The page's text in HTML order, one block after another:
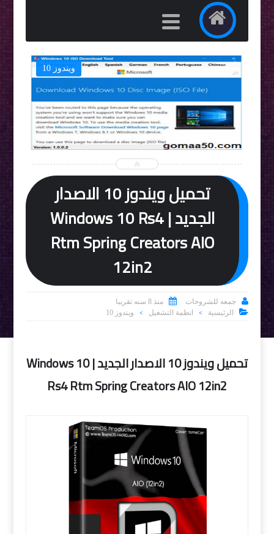
ويندوز 10
تحميل ويندوز 10 الاصدار
الجديد | Windows 10 Rs4
Rtm Spring Creators AIO
12in2
 جمعه للشروحات 
منذ 8 سنه تقريبا

الرئيسية > انظمة التشغيل > ويندوز 10
تحميل ويندوز 10 الاصدار الجديد | Windows 10
Rs4 Rtm Spring Creators AIO 12in2